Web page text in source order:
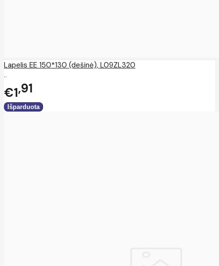
Lapelis EE 150*130 (dešinė), L09ZL320
..
€1 91